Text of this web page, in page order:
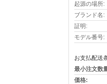
起源の場所:
ブランド名:
証明:
モデル番号:
お支払配送
最小注文数
価格: